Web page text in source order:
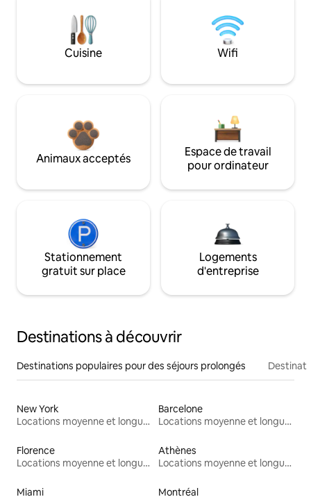
Cuisine Wifi
Animaux acceptés
Espace de travail
pour ordinateur
Stationnement
gratuit sur place
Logements
d'entreprise
Destinations à découvrir
Destinations populaires pour des séjours prolongés
New York
Locations moyenne et longue durée
Barcelone
Locations moyenne et longue durée
Florence
Locations moyenne et longue durée
Athènes
Locations moyenne et longue durée
Miami Montréal